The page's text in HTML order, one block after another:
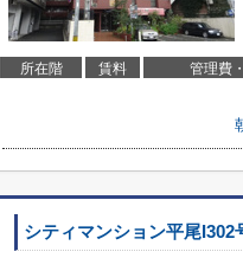
所在階 賃料 管理費
シティマンション平尾I302